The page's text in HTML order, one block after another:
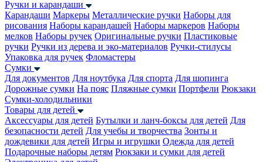
Ручки и карандаши
Карандаши Маркеры Металлические ручки Наборы для
рисования Наборы карандашей Наборы маркеров Наборы
мелков Наборы ручек Оригинальные ручки Пластиковые
ручки Ручки из дерева и эко-материалов Ручки-стилусы
Упаковка для ручек Фломастеры
Сумки
Для документов Для ноутбука Для спорта Для шопинга
Дорожные сумки На пояс Пляжные сумки Портфели Рюкзаки
Сумки-холодильники
Товары для детей
Аксессуары для детей Бутылки и ланч-боксы для детей Для
безопасности детей Для учебы и творчества Зонты и
дождевики для детей Игры и игрушки Одежда для детей
Подарочные наборы детям Рюкзаки и сумки для детей